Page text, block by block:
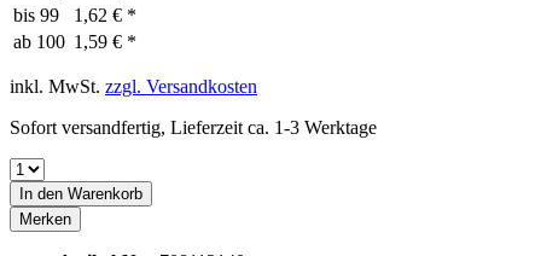
bis 99
1,62 € *
ab 100 1,59 € *
inkl. MwSt. zzgl. Versandkosten
Sofort versandfertig, Lieferzeit ca. 1-3 Werktage
In den Warenkorb
Merken